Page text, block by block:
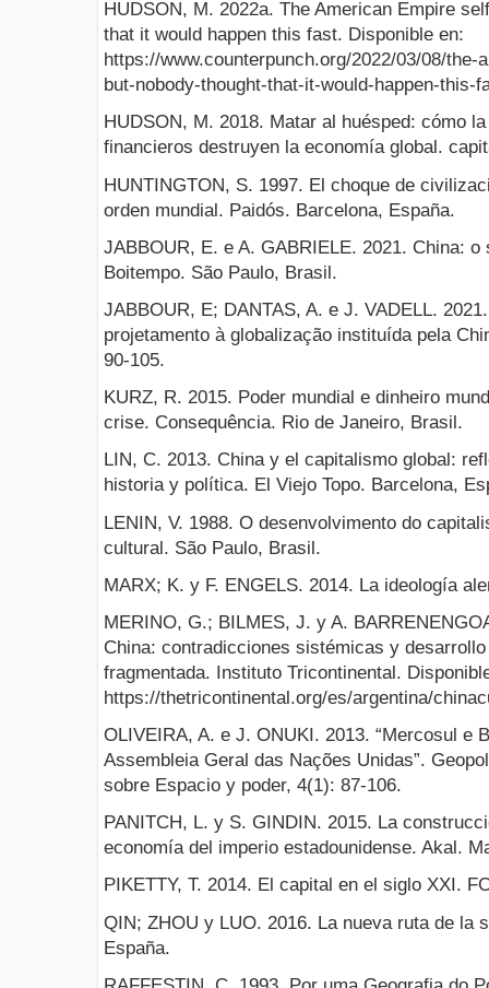
HUDSON, M. 2022a. The American Empire
that it would happen this fast. Disponible en:
https://www.counterpunch.org/2022/03/08/
but-nobody-thought-that-it-would-happen-this-
HUDSON, M. 2018. Matar al huésped: cómo
financieros destruyen la economía global.
HUNTINGTON, S. 1997. El choque de
orden mundial. Paidós. Barcelona, España.
JABBOUR, E. e A. GABRIELE. 2021. China:
Boitempo. São Paulo, Brasil.
JABBOUR, E; DANTAS, A. e J. VADELL.
projetamento à globalização instituída pela
90-105.
KURZ, R. 2015. Poder mundial e dinheiro
crise. Consequência. Rio de Janeiro, Brasil.
LIN, C. 2013. China y el capitalismo global:
historia y política. El Viejo Topo. Barcelona,
LENIN, V. 1988. O desenvolvimento do
cultural. São Paulo, Brasil.
MARX; K. y F. ENGELS. 2014. La ideología
MERINO, G.; BILMES, J. y A.
China: contradicciones sistémicas y
fragmentada. Instituto Tricontinental.
https://thetricontinental.org/es/argentina/
OLIVEIRA, A. e J. ONUKI. 2013. “Mercosul e
Assembleia Geral das Nações Unidas”.
sobre Espacio y poder, 4(1): 87-106.
PANITCH, L. y S. GINDIN. 2015. La
economía del imperio estadounidense. Akal.
PIKETTY, T. 2014. El capital en el siglo XXI.
QIN; ZHOU y LUO. 2016. La nueva ruta de la
España.